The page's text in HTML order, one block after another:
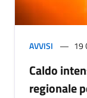
AVVISI 19
Caldo
regionale